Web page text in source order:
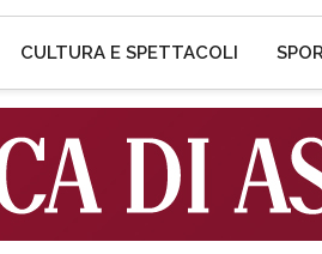
CULTURA E SPETTACOLI